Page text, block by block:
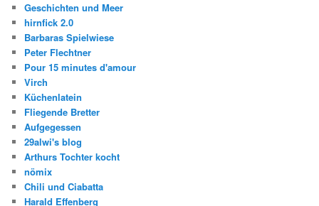
Geschichten und Meer
hirnfick 2.0
Barbaras Spielwiese
Peter Flechtner
Pour 15 minutes d'amour
Virch
Küchenlatein
Fliegende Bretter
Aufgegessen
29alwi's blog
Arthurs Tochter kocht
nömix
Chili und Ciabatta
Harald Effenberg